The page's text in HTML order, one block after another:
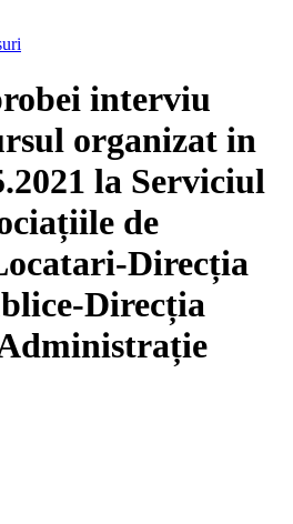
interviu
organizat in
la Serviciul
de
Direcția
Direcția